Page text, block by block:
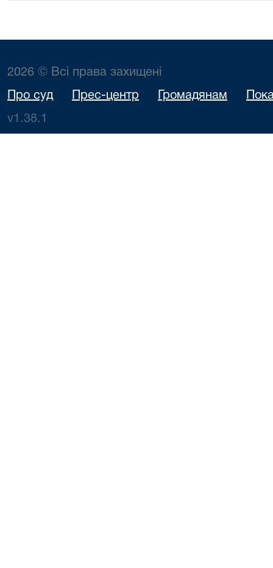
2026 © Всі права захищені
Про суд Прес-центр Громадянам
v1.38.1